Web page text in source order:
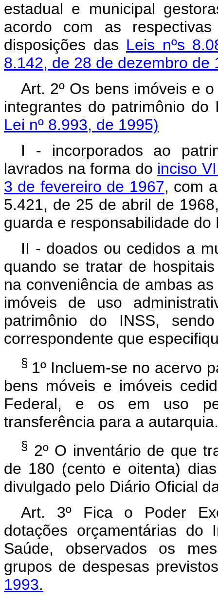
estadual e municipal
acordo com as
disposições das Leis nºs
8.142, de 28 de dezembro de
Art. 2º Os bens imóveis e
integrantes do patrimônio do
Lei nº 8.993, de 1995)
I - incorporados ao
lavrados na forma do inciso
3 de fevereiro de 1967, com
5.421, de 25 de abril de
guarda e responsabilidade do
II - doados ou cedidos a
quando se tratar de
na conveniência de ambas
imóveis de uso
patrimônio do INSS,
correspondente que
§ 1º Incluem-se no acervo
bens móveis e imóveis
Federal, e os em uso
transferência para a autarquia.
§ 2º O inventário de que
de 180 (cento e oitenta)
divulgado pelo Diário Oficial
Art.
3º Fica o Poder
dotações orçamentárias
Saúde, observados os
grupos de despesas
1993.